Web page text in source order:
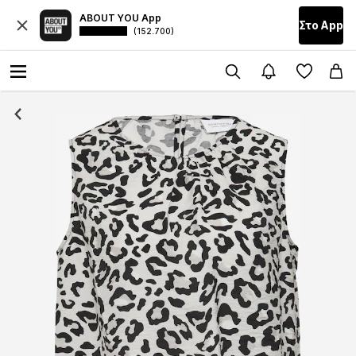
ABOUT YOU App
(152.700) Στο Αpp